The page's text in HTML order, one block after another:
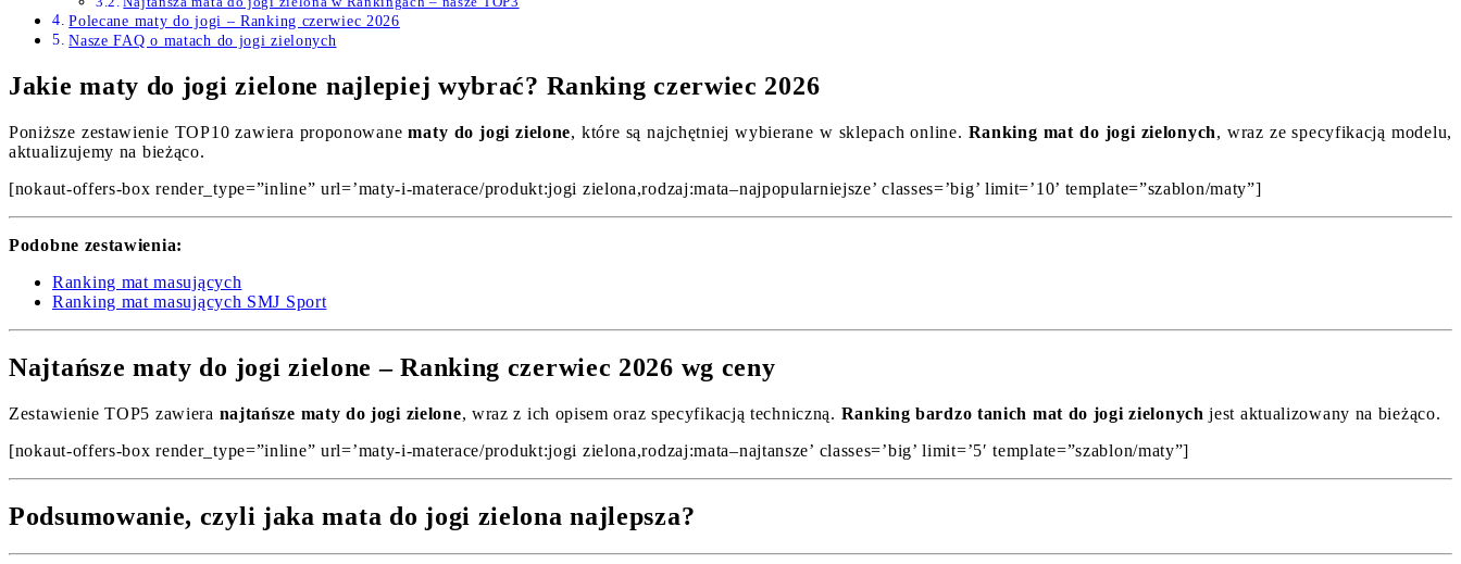
Polecane maty do jogi – Ranking czerwiec 2026
Nasze FAQ o matach do jogi zielonych
Jakie maty do jogi zielone najlepiej wybrać? Ranking czerwiec 2026
Poniższe zestawienie TOP10 zawiera proponowanematy do jogi zielone, które są najchętniej wybierane w sklepach online. Ranking mat do jogi zielonych, wraz ze specyfikacją modelu,
aktualizujemy na bieżąco.
[nokaut-offers-box render_type=”inline” url=’maty-i-materace/produkt:jogi zielona,rodzaj:mata–najpopularniejsze’ classes=’big’ limit=’10’ template=”szablon/maty”]
Podobne zestawienia:
Ranking mat masujących
Ranking mat masujących SMJ Sport
Najtańsze maty do jogi zielone – Ranking czerwiec 2026 wg ceny
Zestawienie TOP5 zawiera najtańsze maty do jogi zielone, wraz z ich opisem oraz specyfikacją techniczną. Ranking bardzo tanich mat do jogi zielonych jest aktualizowany na bieżąco.
[nokaut-offers-box render_type=”inline” url=’maty-i-materace/produkt:jogi zielona,rodzaj:mata–najtansze’ classes=’big’ limit=’5′ template=”szablon/maty”]
Podsumowanie, czyli jaka mata do jogi zielona najlepsza?